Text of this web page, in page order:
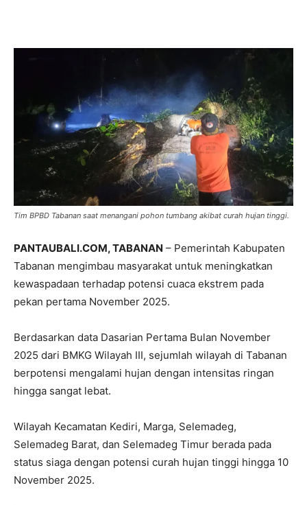
Tim BPBD Tabanan saat menangani pohon tumbang akibat curah hujan tinggi.
PANTAUBALI.COM, TABANAN – Pemerintah Kabupaten
Tabanan mengimbau masyarakat untuk meningkatkan
kewaspadaan terhadap potensi cuaca ekstrem pada
pekan pertama November 2025.
Berdasarkan data Dasarian Pertama Bulan November
2025 dari BMKG Wilayah III, sejumlah wilayah di Tabanan
berpotensi mengalami hujan dengan intensitas ringan
hingga sangat lebat.
Wilayah Kecamatan Kediri, Marga, Selemadeg,
Selemadeg Barat, dan Selemadeg Timur berada pada
status siaga dengan potensi curah hujan tinggi hingga 10
November 2025.